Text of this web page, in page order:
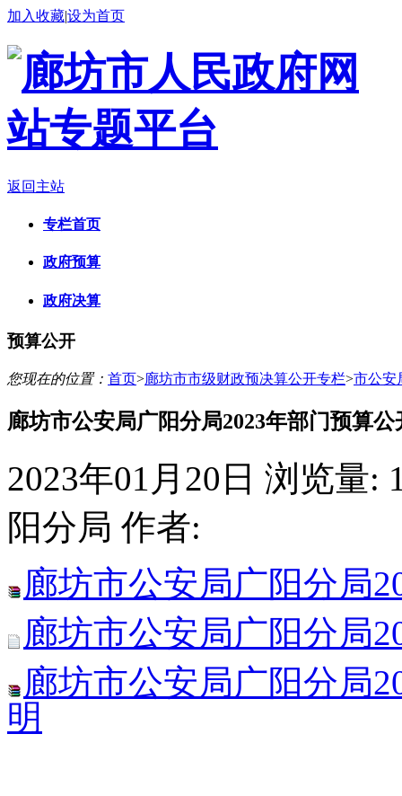
加入收藏|设为首页
返回主站
专栏首页
政府预算
政府决算
预算公开
您现在的位置： 首页>廊坊市市级财政预决算公开专栏>市公安
廊坊市公安局广阳分局2023年部门预算公
2023年01月20日 浏览量:
阳分局 作者:
廊坊市公安局广阳分局
廊坊市公安局广阳分局
廊坊市公安局广阳分局
明